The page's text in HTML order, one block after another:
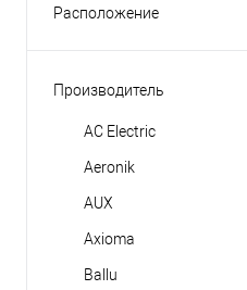
приточная вентиляция
Расположение
Производитель
AC Electric
Aeronik
AUX
Axioma
Ballu